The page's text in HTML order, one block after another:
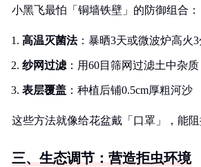
小黑飞最怕「铜墙铁壁」的防御组合：
高温灭菌法：暴晒3天或微波炉高火3
纱网过滤 ：用60目筛网过滤土中杂质
表层覆盖 ：种植后铺0.5cm厚粗河沙
这些方法就像给花盆戴「口罩」，能阻
三、生态调节：营造拒虫环境